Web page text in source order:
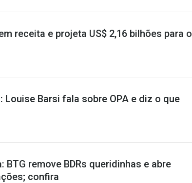
receita e projeta US$ 2,16 bilhões para o
Louise Barsi fala sobre OPA e diz o que
BTG remove BDRs queridinhas e abre
confira